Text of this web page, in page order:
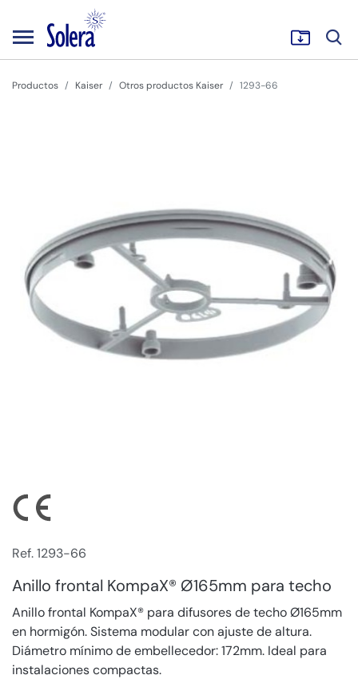
Productos Kaiser Otros productos Kaiser 1293-66
Ref. 1293-66
Anillo frontal KompaX® Ø165mm para techo
Anillo frontal KompaX® para difusores de techo Ø165mm
en hormigón. Sistema modular con ajuste de altura.
Diámetro mínimo de embellecedor: 172mm. Ideal para
instalaciones compactas.